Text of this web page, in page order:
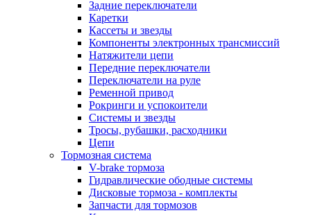
Задние переключатели
Каретки
Кассеты и звезды
Компоненты электронных трансмиссий
Натяжители цепи
Передние переключатели
Переключатели на руле
Ременной привод
Рокринги и успокоители
Системы и звезды
Тросы, рубашки, расходники
Цепи
Тормозная система
V-brake тормоза
Гидравлические ободные системы
Дисковые тормоза - комплекты
Запчасти для тормозов